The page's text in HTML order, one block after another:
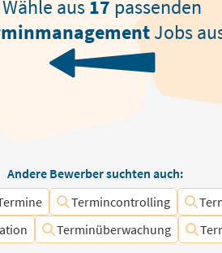
Wähle aus17 passenden
Jobs
Andere Bewerber suchten auch:
Termincontrolling
Terminüberwachung